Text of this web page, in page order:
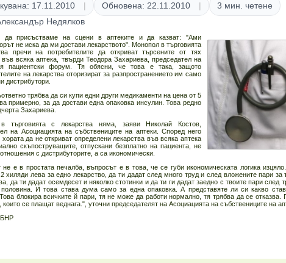
17.11.2010 Обновена: 22.11.2010
3 мин. четене
Недялков
присъстваме на сцени в аптеките и да казват: "Ами
не иска да ми достави лекарството". Монопол в търговията
пречи на потребителите да откриват търсените от тях
във всяка аптека, твърди Теодора Захариева, председател на
пациентски форум. Тя обясни, че това е така, защото
на лекарства оторизират за разпространението им само
дистрибутори.
трябва да си купи едни други медикаменти на цена от 5
примерно, за да достави една опаковка инсулин. Това редно
Захариева.
търговията с лекарства няма, заяви Николай Костов,
на Асоциацията на събствениците на аптеки. Според него
хората да не откриват определени лекарства във всяка аптека
скъпоструващите, отпускани безплатно на пациента, не
с дистрибуторите, а са икономически.
не е в простата печалба, въпросът е в това, че се губи икономическата логика
хиляди лева за едно лекарство, да ти дадат след много труд и след вложените пари за
да ти дадат осемдесет и няколко стотинки и да ти ги дадат заедно с твоите пари след
И това става дума само за една опаковка. А представяте ли си какво
блокира всичките й пари, тя не може да работи нормално, тя трябва да се отказва.
които се плащат веднага.", уточни председателят на Асоциацията на събствениците на
БНР